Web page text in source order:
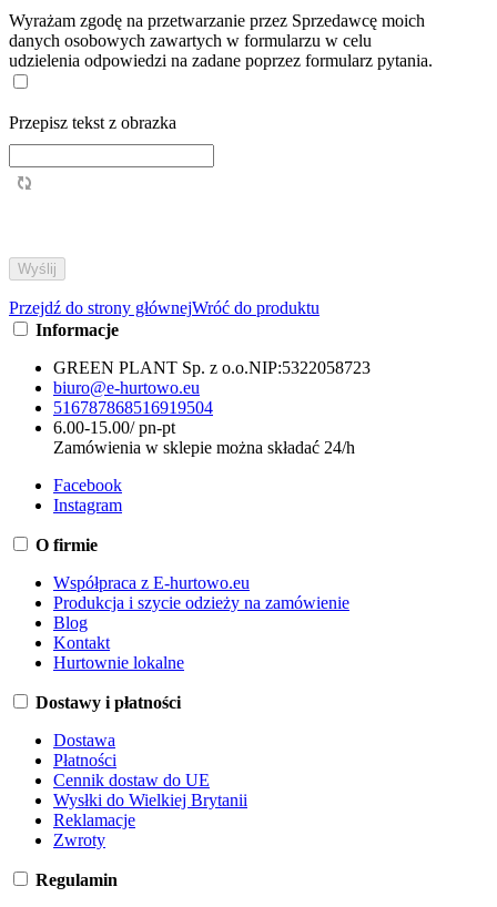
Wyrażam zgodę na przetwarzanie przez Sprzedawcę moich
danych osobowych zawartych w formularzu w celu
udzielenia odpowiedzi na zadane poprzez formularz pytania.
Przepisz tekst z obrazka
Przejdź do strony głównejWróć do produktu
Informacje
GREEN PLANT Sp. z o.o.NIP:5322058723
biuro@e-hurtowo.eu
516787868516919504
6.00-15.00/ pn-pt
Zamówienia w sklepie można składać 24/h
Facebook
Instagram
O firmie
Współpraca z E-hurtowo.eu
Produkcja i szycie odzieży na zamówienie
Blog
Kontakt
Hurtownie lokalne
Dostawy i płatności
Dostawa
Płatności
Cennik dostaw do UE
Wysłki do Wielkiej Brytanii
Reklamacje
Zwroty
Regulamin